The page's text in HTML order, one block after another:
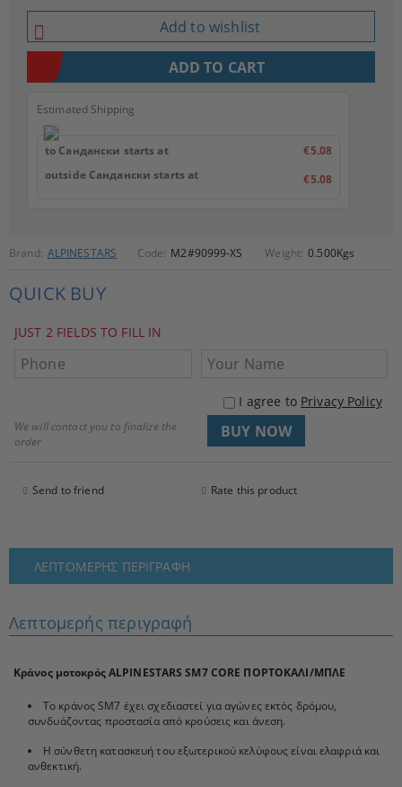
Brand: ALPINESTARS Code: M2#90999-XS Weight: 0.500Kgs
QUICK BUY
JUST 2 FIELDS TO FILL IN
I agree to Privacy Policy
We will contact you to finalize the
order
Send to friend Rate this product
Add to wishlist
Estimated Shipping
to Сандански starts at
€5.08
outside Сандански starts at
€5.08
ΛΕΠΤΟΜΕΡΉΣ ΠΕΡΙΓΡΑΦΉ
Λεπτομερής περιγραφή
Κράνος μοτοκρός ALPINESTARS SM7 CORE ΠΟΡΤΟΚΑΛΙ/ΜΠΛΕ
Το κράνος SM7 έχει σχεδιαστεί για αγώνες εκτός δρόμου,
συνδυάζοντας προστασία από κρούσεις και άνεση.
Η σύνθετη κατασκευή του εξωτερικού κελύφους είναι ελαφριά και
ανθεκτική.